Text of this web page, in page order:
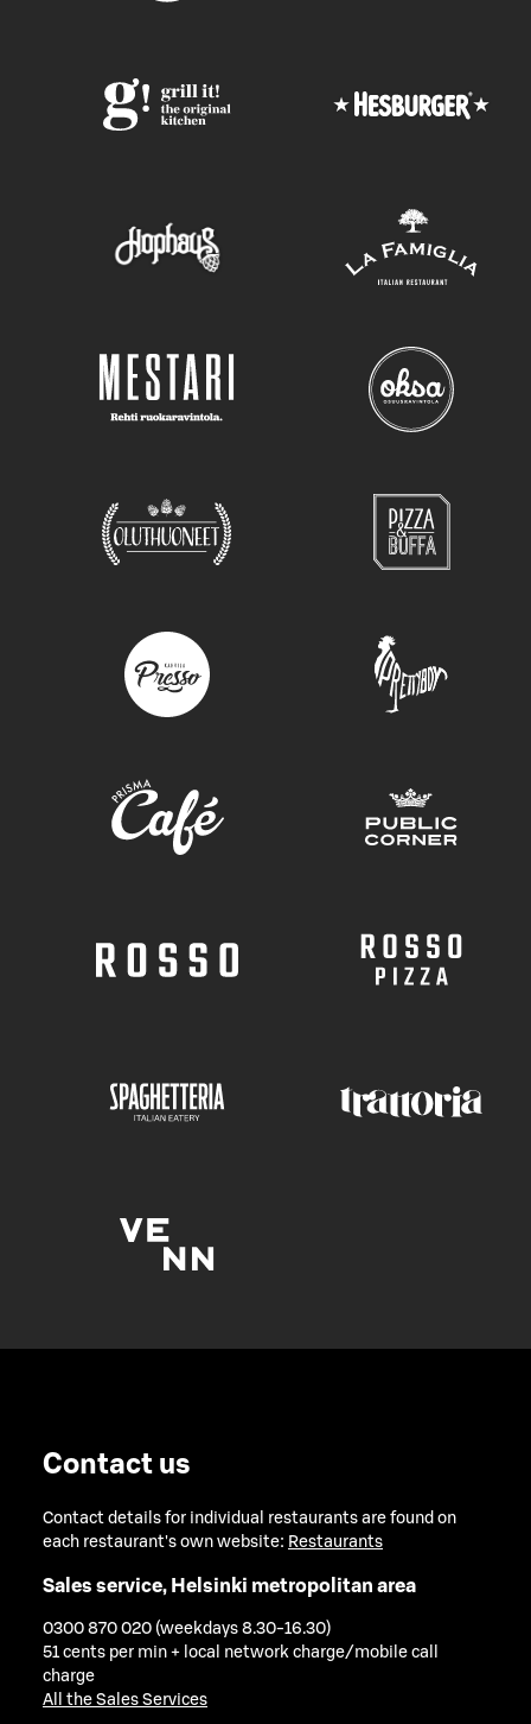
Contact us
Contact details for individual restaurants are found on
each restaurant's own website: Restaurants
Sales service, Helsinki metropolitan area
0300 870 020 (weekdays 8.30-16.30)
51 cents per min + local network charge/mobile call
charge
All the Sales Services